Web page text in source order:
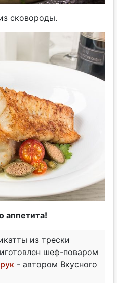
сковороды.
аппетита!
из трески
шеф-поваром
- автором Вкусного